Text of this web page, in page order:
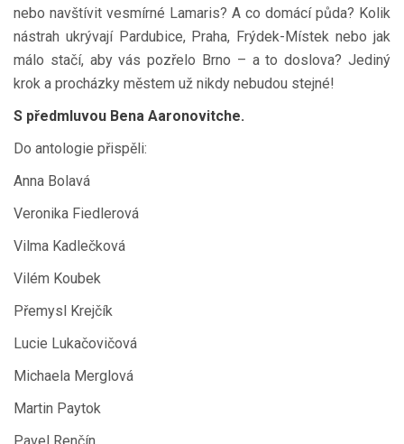
nebo navštívit vesmírné Lamaris? A co domácí půda? Kolik
nástrah ukrývají Pardubice, Praha, Frýdek-Místek nebo jak
málo stačí, aby vás pozřelo Brno – a to doslova? Jediný
krok a procházky městem už nikdy nebudou stejné!
S předmluvou Bena Aaronovitche.
Do antologie přispěli:
Anna Bolavá
Veronika Fiedlerová
Vilma Kadlečková
Vilém Koubek
Přemysl Krejčík
Lucie Lukačovičová
Michaela Merglová
Martin Paytok